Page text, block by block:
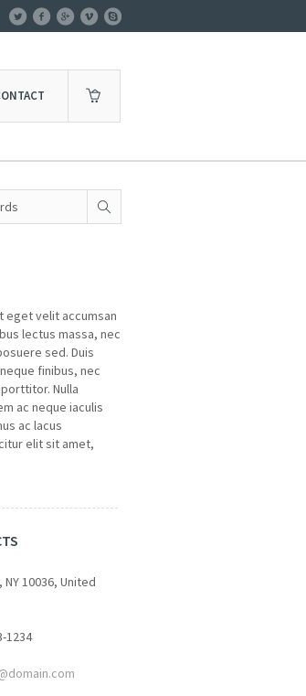
eget velit accumsan
lectus massa, nec
sed. Duis
finibus, nec
Nulla
ac neque iaculis
ac lacus
elit sit amet,
10036, United
1234